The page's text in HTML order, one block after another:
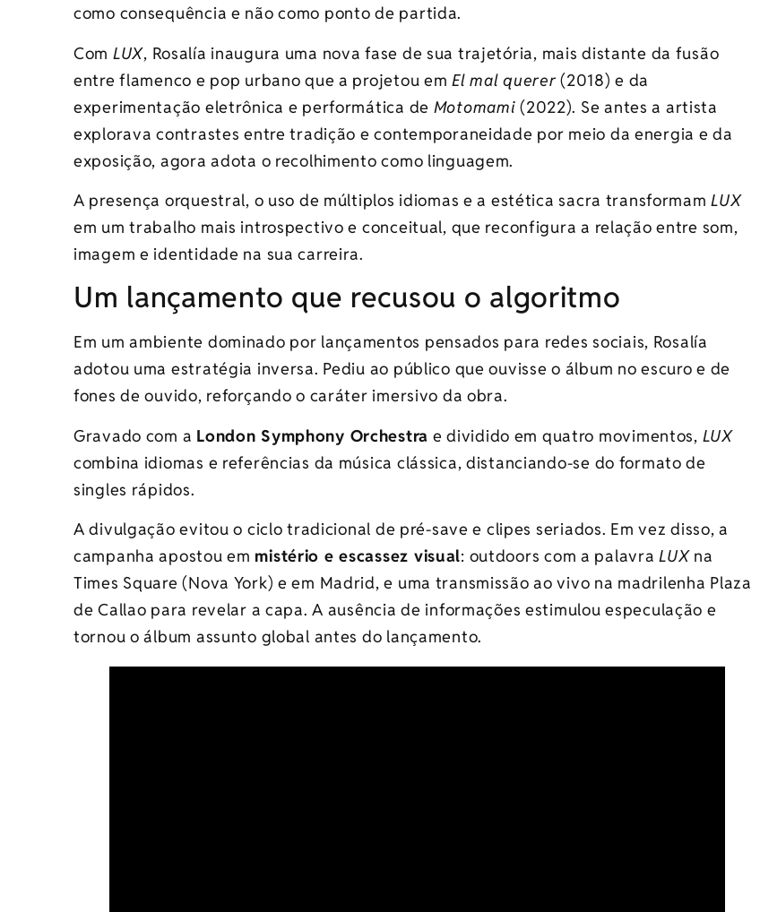
como consequência e não como ponto de partida.
Com LUX, Rosalía inaugura uma nova fase de sua trajetória, mais distante da fusão
entre flamenco e pop urbano que a projetou emEl mal querer(2018) e da
experimentação eletrônica e performática de Motomami (2022). Se antes a artista
explorava contrastes entre tradição e contemporaneidade por meio da energia e da
exposição, agora adota o recolhimento como linguagem.
A presença orquestral, o uso de múltiplos idiomas e a estética sacra transformamLUX
em um trabalho mais introspectivo e conceitual, que reconfigura a relação entre som,
imagem e identidade na sua carreira.
Um lançamento que recusou o algoritmo
Em um ambiente dominado por lançamentos pensados para redes sociais, Rosalía
adotou uma estratégia inversa. Pediu ao público que ouvisse o álbum no escuro e de
fones de ouvido, reforçando o caráter imersivo da obra.
Gravado com a London Symphony Orchestra e dividido em quatro movimentos, LUX
combina idiomas e referências da música clássica, distanciando-se do formato de
singles rápidos.
A divulgação evitou o ciclo tradicional de pré-save e clipes seriados. Em vez disso, a
campanha apostou em mistério e escassez visual: outdoors com a palavraLUXna
Times Square (Nova York) e em Madrid, e uma transmissão ao vivo na madrilenha Plaza
de Callao para revelar a capa. A ausência de informações estimulou especulação e
tornou o álbum assunto global antes do lançamento.